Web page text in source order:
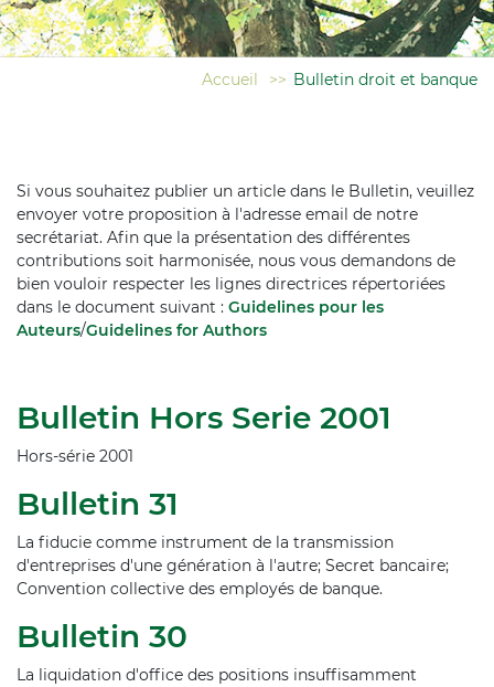
Accueil >> Bulletin droit et banque
Si vous souhaitez publier un article dans le Bulletin, veuillez
envoyer votre proposition à l'adresse email de notre
secrétariat. Afin que la présentation des différentes
contributions soit harmonisée, nous vous demandons de
bien vouloir respecter les lignes directrices répertoriées
dans le document suivant : Guidelines pour les
Auteurs/Guidelines for Authors
Bulletin Hors Serie 2001
Hors-série 2001
Bulletin 31
La fiducie comme instrument de la transmission
d'entreprises d'une génération à l'autre; Secret bancaire;
Convention collective des employés de banque.
Bulletin 30
La liquidation d'office des positions insuffisamment